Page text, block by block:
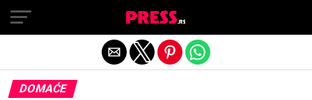
DOMAĆE
Exit mobile version